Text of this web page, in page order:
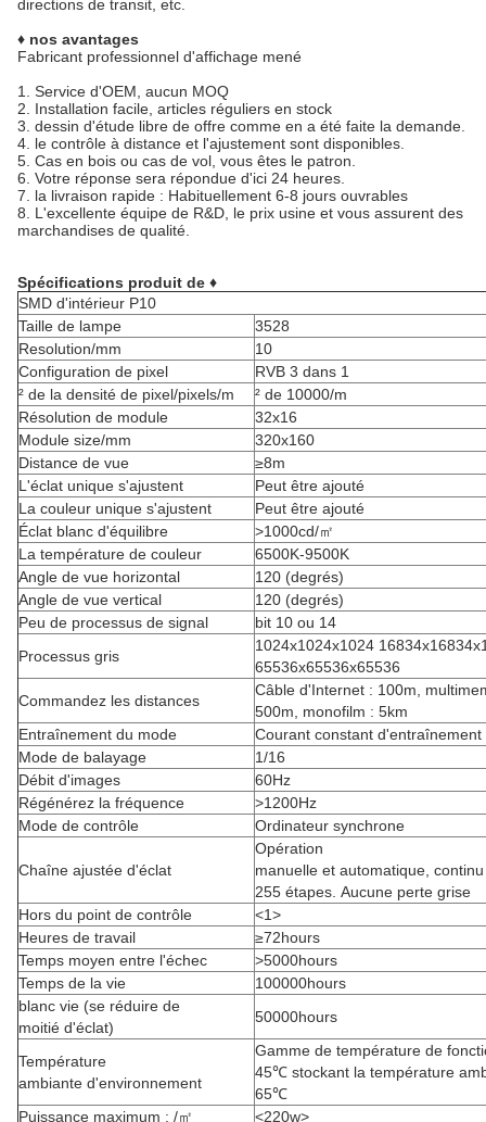
directions de transit, etc.
♦ nos avantages
Fabricant professionnel d'affichage mené
1. Service d'OEM, aucun MOQ
2. Installation facile, articles réguliers en stock
3. dessin d'étude libre de offre comme en a été faite la demande.
4. le contrôle à distance et l'ajustement sont disponibles.
5. Cas en bois ou cas de vol, vous êtes le patron.
6. Votre réponse sera répondue d'ici 24 heures.
7. la livraison rapide : Habituellement 6-8 jours ouvrables
8. L'excellente équipe de R&D, le prix usine et vous assurent des
marchandises de qualité.
Spécifications produit de ♦
SMD d'intérieur P10
Taille de lampe
3528
Resolution/mm
10
Configuration de pixel
RVB 3 dans 1
² de la densité de pixel/pixels/m
² de 10000/m
Résolution de module
32x16
Module size/mm
320x160
Distance de vue
≥8m
L'éclat unique s'ajustent
Peut être ajouté
La couleur unique s'ajustent
Peut être ajouté
Éclat blanc d'équilibre
>1000cd/㎡
La température de couleur
6500K-9500K
Angle de vue horizontal
120 (degrés)
Angle de vue vertical
120 (degrés)
Peu de processus de signal
bit 10 ou 14
Processus gris
1024x1024x1024
65536x65536x65536
Commandez les distances
Câble d'Internet : 100m,
500m, monofilm : 5km
Entraînement du mode
Courant constant d'entraînement
Mode de balayage
1/16
Débit d'images
60Hz
Régénérez la fréquence
>1200Hz
Mode de contrôle
Ordinateur synchrone
Chaîne ajustée d'éclat
Opération
manuelle et automatique,
255 étapes. Aucune perte grise
Hors du point de contrôle
<1>
Heures de travail
≥72hours
Temps moyen entre l'échec
>5000hours
Temps de la vie
100000hours
blanc vie (se réduire de
moitié d'éclat)
50000hours
Température
ambiante d'environnement
Gamme de température de
45℃ stockant la température
65℃
Puissance maximum : /㎡
<220w>